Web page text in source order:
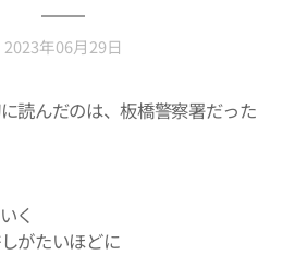
2023年06月29日
読んだのは、板橋警察署だった
く
がたいほどに